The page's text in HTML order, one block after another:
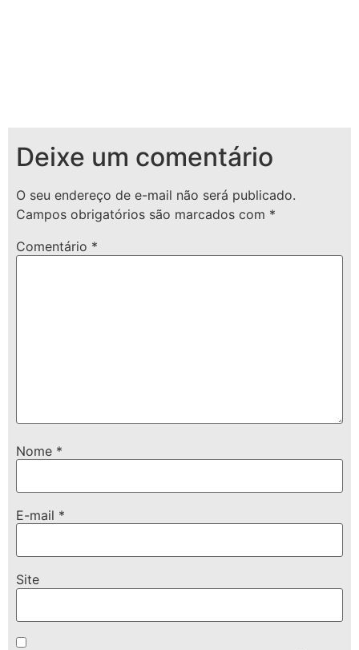
Deixe um comentário
O seu endereço de e-mail não será publicado.
Campos obrigatórios são marcados com *
Comentário *
Nome *
E-mail *
Site